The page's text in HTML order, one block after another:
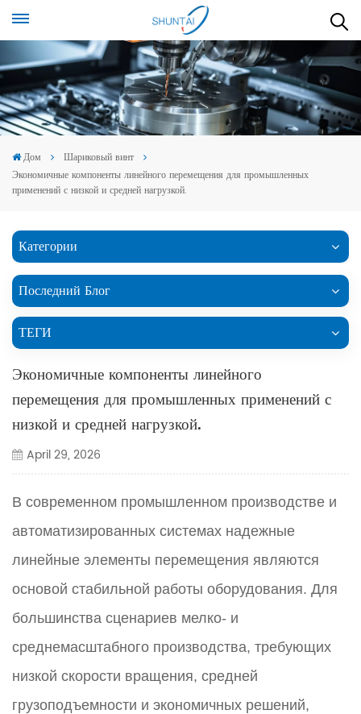
Дом
Шариковый винт
Экономичные компоненты линейного перемещения для промышленных
применений с низкой и средней нагрузкой.
Категории
Последний Блог
ТЕГИ
Экономичные компоненты линейного
перемещения для промышленных применений с
низкой и средней нагрузкой.
April 29, 2026
В современном промышленном производстве и
автоматизированных системах надежные
линейные элементы перемещения являются
основой стабильной работы оборудования. Для
большинства сценариев мелко- и
среднемасштабного производства, требующих
низкой скорости вращения, средней
грузоподъемности и экономичных решений,